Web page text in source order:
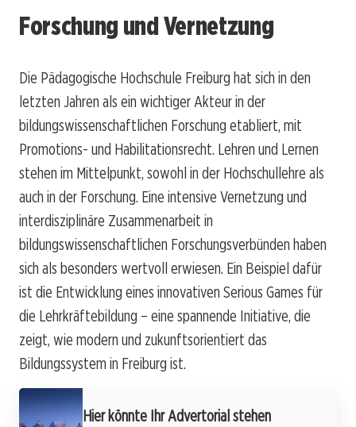
Forschung und Vernetzung
Die Pädagogische Hochschule Freiburg hat sich in den
letzten Jahren als ein wichtiger Akteur in der
bildungswissenschaftlichen Forschung etabliert, mit
Promotions- und Habilitationsrecht. Lehren und Lernen
stehen im Mittelpunkt, sowohl in der Hochschullehre als
auch in der Forschung. Eine intensive Vernetzung und
interdisziplinäre Zusammenarbeit in
bildungswissenschaftlichen Forschungsverbünden haben
sich als besonders wertvoll erwiesen. Ein Beispiel dafür
ist die Entwicklung eines innovativen Serious Games für
die Lehrkräftebildung – eine spannende Initiative, die
zeigt, wie modern und zukunftsorientiert das
Bildungssystem in Freiburg ist.
Hier könnte Ihr Advertorial stehen